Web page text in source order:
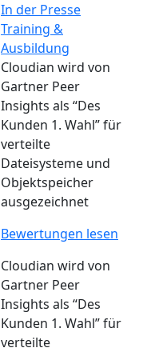
In der Presse
Training &
Ausbildung
Cloudian wird von
Gartner Peer
Insights als “Des
Kunden 1. Wahl” für
verteilte
Dateisysteme und
Objektspeicher
ausgezeichnet
Bewertungen lesen
Cloudian wird von
Gartner Peer
Insights als “Des
Kunden 1. Wahl” für
verteilte